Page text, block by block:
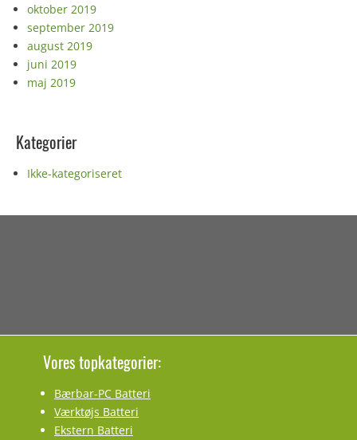
oktober 2019
september 2019
august 2019
juni 2019
maj 2019
Kategorier
Ikke-kategoriseret
Vores topkategorier:
Bærbar-PC Batteri
Værktøjs Batteri
Ekstern Batteri